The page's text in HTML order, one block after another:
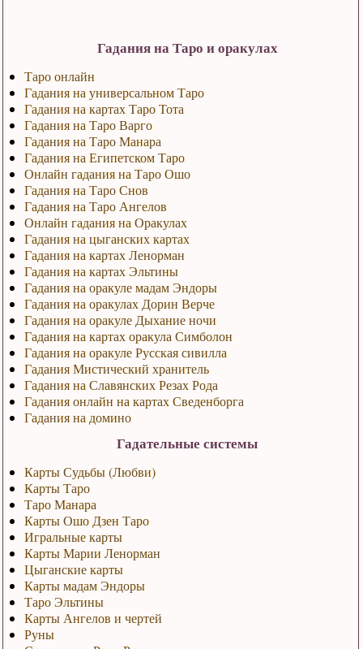
Гадания на Таро и оракулах
Таро онлайн
Гадания на универсальном Таро
Гадания на картах Таро Тота
Гадания на Таро Варго
Гадания на Таро Манара
Гадания на Египетском Таро
Онлайн гадания на Таро Ошо
Гадания на Таро Снов
Гадания на Таро Ангелов
Онлайн гадания на Оракулах
Гадания на цыганских картах
Гадания на картах Ленорман
Гадания на картах Эльтины
Гадания на оракуле мадам Эндоры
Гадания на оракулах Дорин Верче
Гадания на оракуле Дыхание ночи
Гадания на картах оракула Симболон
Гадания на оракуле Русская сивилла
Гадания Мистический хранитель
Гадания на Славянских Резах Рода
Гадания онлайн на картах Сведенборга
Гадания на домино
Гадательные системы
Карты Судьбы (Любви)
Карты Таро
Таро Манара
Карты Ошо Дзен Таро
Игральные карты
Карты Марии Ленорман
Цыганские карты
Карты мадам Эндоры
Таро Эльтины
Карты Ангелов и чертей
Руны